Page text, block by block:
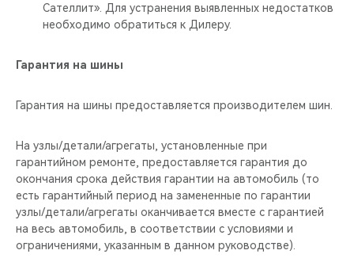
Сателлит». Для устранения выявленных недостатков
необходимо обратиться к Дилеру.
Гарантия на шины
Гарантия на шины предоставляется производителем шин.
На узлы/детали/агрегаты, установленные при
гарантийном ремонте, предоставляется гарантия до
окончания срока действия гарантии на автомобиль (то
есть гарантийный период на замененные по гарантии
узлы/детали/агрегаты оканчивается вместе с гарантией
на весь автомобиль, в соответствии с условиями и
ограничениями, указанным в данном руководстве).